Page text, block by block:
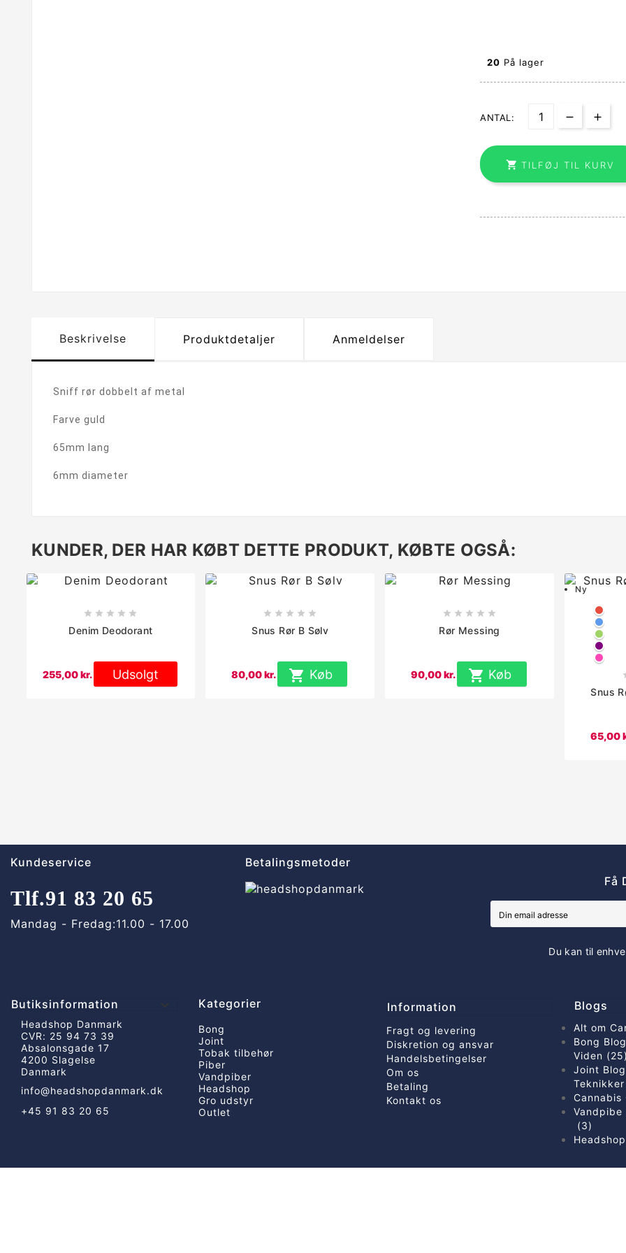
20 På lager
ANTAL:
 TILFØJ TIL KURV
Beskrivelse Produktdetaljer Anmeldelser
Sniff rør dobbelt af metal
Farve guld
65mm lang
6mm diameter
KUNDER, DER HAR KØBT DETTE PRODUKT, KØBTE OGSÅ:
    
Denim Deodorant
255,00 kr. Udsolgt
    
Snus Rør B Sølv
80,00 kr.  Køb
    
Rør Messing
90,00 kr.  Køb
Ny
Rød
Blå
Lilla
Pink
Snus
65,00
Kundeservice
Tlf.91 83 20 65
Mandag - Fredag:11.00 - 17.00
Betalingsmetoder
Få
Du kan til
Butiksinformation
Headshop Danmark
CVR: 25 94 73 39
Absalonsgade 17
4200 Slagelse
Danmark
info@headshopdanmark.dk
+45 91 83 20 65
Kategorier
Bong
Joint
Tobak tilbehør
Piber
Vandpiber
Headshop
Gro udstyr
Outlet
Information
Fragt og levering
Diskretion og ansvar
Handelsbetingelser
Om os
Betaling
Kontakt os
Blogs
Alt om
Bong
Viden
Joint
(3)